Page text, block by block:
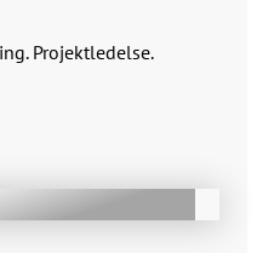
Projektledelse.